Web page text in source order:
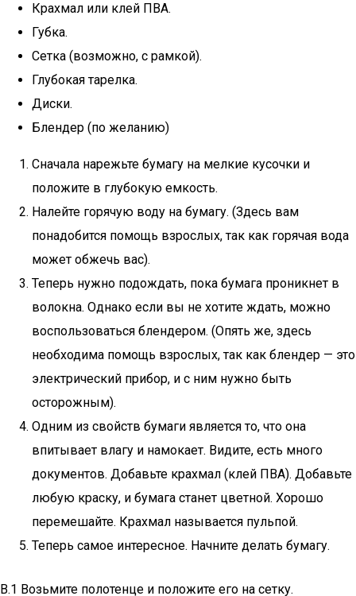
Крахмал или клей ПВА.
Губка.
Сетка (возможно, с рамкой).
Глубокая тарелка.
Диски.
Блендер (по желанию)
Сначала нарежьте бумагу на мелкие кусочки и
положите в глубокую емкость.
Налейте горячую воду на бумагу. (Здесь вам
понадобится помощь взрослых, так как горячая вода
может обжечь вас).
Теперь нужно подождать, пока бумага проникнет в
волокна. Однако если вы не хотите ждать, можно
воспользоваться блендером. (Опять же, здесь
необходима помощь взрослых, так как блендер — это
электрический прибор, и с ним нужно быть
осторожным).
Одним из свойств бумаги является то, что она
впитывает влагу и намокает. Видите, есть много
документов. Добавьте крахмал (клей ПВА). Добавьте
любую краску, и бумага станет цветной. Хорошо
перемешайте. Крахмал называется пульпой.
Теперь самое интересное. Начните делать бумагу.
В.1 Возьмите полотенце и положите его на сетку.